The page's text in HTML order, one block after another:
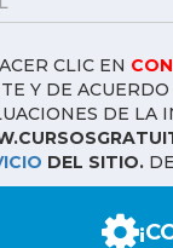
CLIC EN
Y DE
DE LA
DEL SITIO.